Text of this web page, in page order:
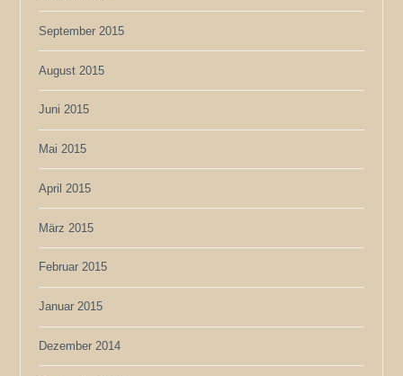
September 2015
August 2015
Juni 2015
Mai 2015
April 2015
März 2015
Februar 2015
Januar 2015
Dezember 2014